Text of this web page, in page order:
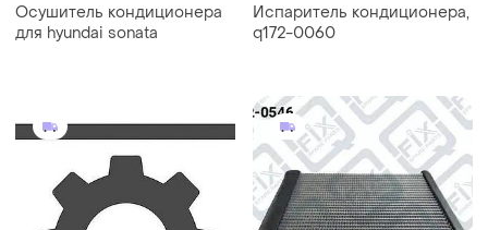
Осушитель кондиционера
для hyundai sonata
Испаритель кондиционера,
q172-0060